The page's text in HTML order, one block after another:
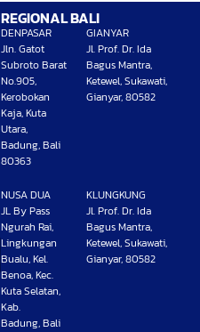
REGIONAL BALI
DENPASAR
Jln. Gatot
Subroto Barat
No.905,
Kerobokan
Kaja, Kuta
Utara,
Badung, Bali
80363
GIANYAR
Jl. Prof. Dr. Ida
Bagus Mantra,
Ketewel, Sukawati,
Gianyar, 80582
NUSA DUA
JL By Pass
Ngurah Rai,
Lingkungan
Bualu, Kel.
Benoa, Kec.
Kuta Selatan,
Kab.
Badung, Bali
KLUNGKUNG
Jl. Prof. Dr. Ida
Bagus Mantra,
Ketewel, Sukawati,
Gianyar, 80582